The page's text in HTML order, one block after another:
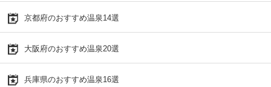
京都府のおすすめ温泉14選
大阪府のおすすめ温泉20選
兵庫県のおすすめ温泉16選